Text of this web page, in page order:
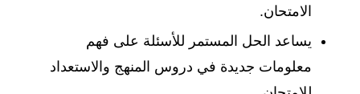
الامتحان.
يساعد الحل المستمر للأسئلة على فهم
معلومات جديدة في دروس المنهج والاستعداد